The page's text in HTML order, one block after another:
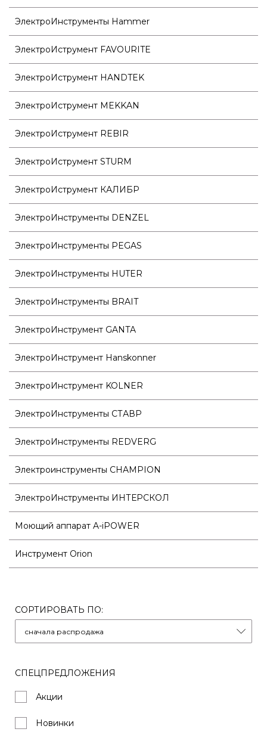
ЭлектроИнструменты Hammer
ЭлектроИструмент FAVOURITE
ЭлектроИструмент HANDTEK
ЭлектроИструмент MEKKAN
ЭлектроИструмент REBIR
ЭлектроИструмент STURM
ЭлектроИструмент КАЛИБР
ЭлектроИнструменты DENZEL
ЭлектроИнструменты PEGAS
ЭлектроИнструменты HUTER
ЭлектроИнструменты BRAIT
ЭлектроИнструмент GANTA
ЭлектроИнструмент Hanskonner
ЭлектроИнструмент KOLNER
ЭлектроИнструменты СТАВР
ЭлектроИнструменты REDVERG
Электроинструменты CHAMPION
ЭлектроИнструменты ИНТЕРСКОЛ
Моющий аппарат A-iPOWER
Инструмент Orion
СОРТИРОВАТЬ ПО:
СПЕЦПРЕДЛОЖЕНИЯ
Акции
Новинки